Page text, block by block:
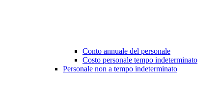
Conto annuale del personale
Costo personale tempo indeterminato
Personale non a tempo indeterminato